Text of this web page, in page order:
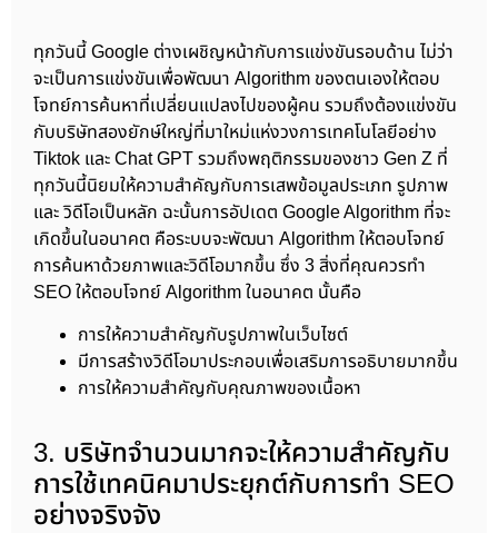
ทุกวันนี้ Google ต่างเผชิญหน้ากับการแข่งขันรอบด้าน ไม่ว่า
จะเป็นการแข่งขันเพื่อพัฒนา Algorithm ของตนเองให้ตอบ
โจทย์การค้นหาที่เปลี่ยนแปลงไปของผู้คน รวมถึงต้องแข่งขัน
กับบริษัทสองยักษ์ใหญ่ที่มาใหม่แห่งวงการเทคโนโลยีอย่าง
Tiktok และ Chat GPT รวมถึงพฤติกรรมของชาว Gen Z ที่
ทุกวันนี้นิยมให้ความสำคัญกับการเสพข้อมูลประเภท รูปภาพ
และ วิดีโอเป็นหลัก ฉะนั้นการอัปเดต Google Algorithm ที่จะ
เกิดขึ้นในอนาคต คือระบบจะพัฒนา Algorithm ให้ตอบโจทย์
การค้นหาด้วยภาพและวิดีโอมากขึ้น ซึ่ง 3 สิ่งที่คุณควรทำ
SEO ให้ตอบโจทย์ Algorithm ในอนาคต นั้นคือ
การให้ความสำคัญกับรูปภาพในเว็บไซต์
มีการสร้างวิดีโอมาประกอบเพื่อเสริมการอธิบายมากขึ้น
การให้ความสำคัญกับคุณภาพของเนื้อหา
3. บริษัทจำนวนมากจะให้ความสำคัญกับ
การใช้เทคนิคมาประยุกต์กับการทำ SEO
อย่างจริงจัง